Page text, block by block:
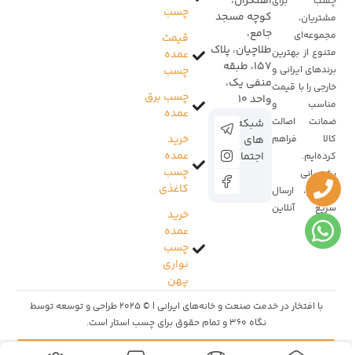
مشتریان،
مجموعه‌ای
متنوع از بهترین
برندهای ایرانی و
خارجی را با قیمت
مناسب و
ضمانت اصالت
کالا فراهم
کرده‌ایم.
پشتیبانی
پاسخ‌گو، ارسال
سریع آنلاین
است.
کوچه مسجد
جامع،
طلاچیان، پلاک
157، طبقه
منفی یک،
واحد 10
شبکه
های
اجتماعی:
چسب
قیمت
عمده
چسب
چسب برق
عمده
خرید
عمده
چسب
کاغذی
خرید
عمده
چسب
نواری
پهن
با افتخار در خدمت صنعت و خانه‌های ایرانی | © 2025 طراحی و توسعه توسط
نگاه 360
و تمام حقوق برای چسب استار است.